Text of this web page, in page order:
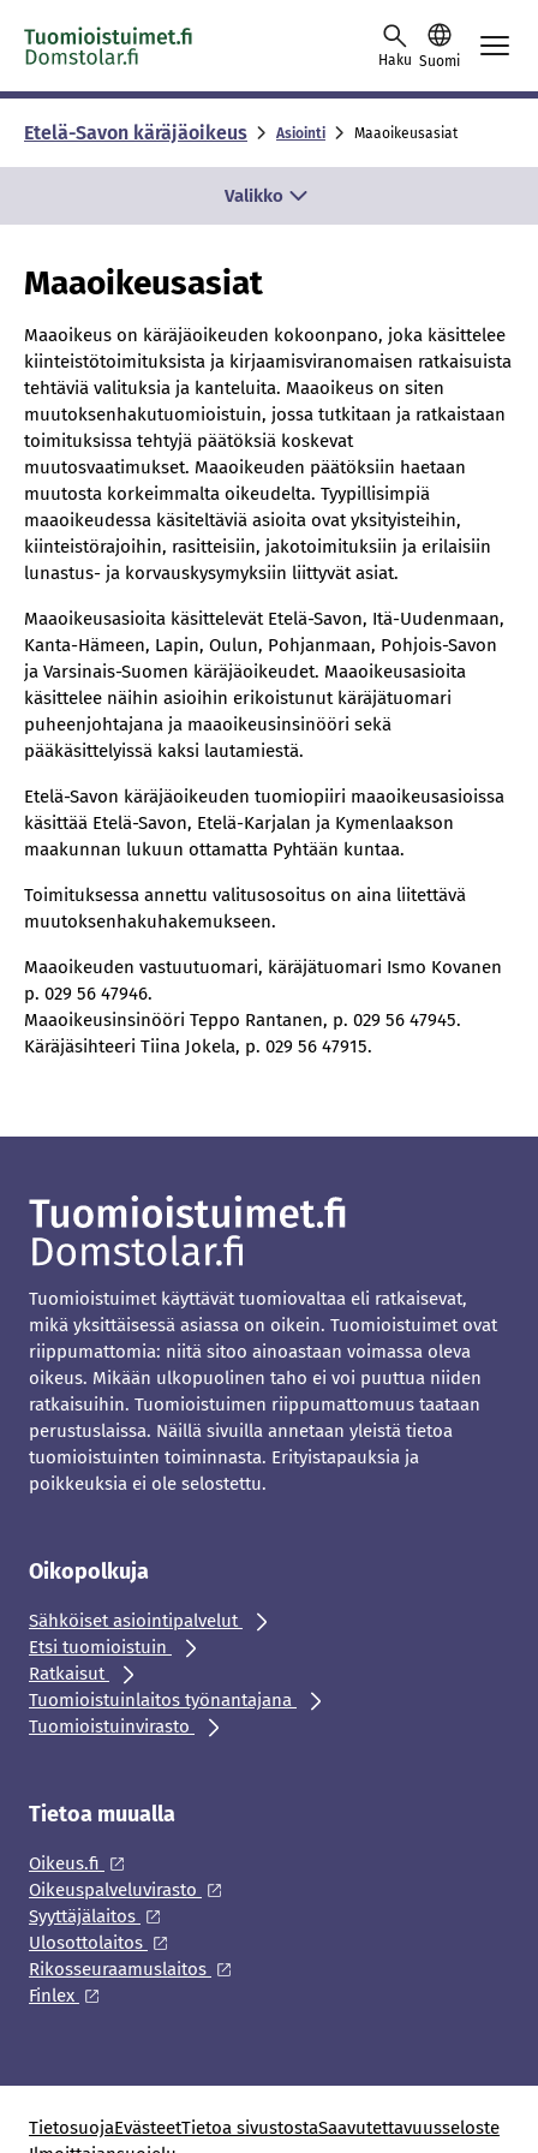
Skip to content -saavutettavuusohje
Haku Suomi
Etelä-Savon käräjäoikeus Asiointi Maaoikeusasiat
Valikko
Maaoikeusasiat
Maaoikeus on käräjäoikeuden kokoonpano, joka käsittelee
kiinteistötoimituksista ja kirjaamisviranomaisen ratkaisuista
tehtäviä valituksia ja kanteluita. Maaoikeus on siten
muutoksenhakutuomioistuin, jossa tutkitaan ja ratkaistaan
toimituksissa tehtyjä päätöksiä koskevat
muutosvaatimukset. Maaoikeuden päätöksiin haetaan
muutosta korkeimmalta oikeudelta. Tyypillisimpiä
maaoikeudessa käsiteltäviä asioita ovat yksityisteihin,
kiinteistörajoihin, rasitteisiin, jakotoimituksiin ja erilaisiin
lunastus- ja korvauskysymyksiin liittyvät asiat.
Maaoikeusasioita käsittelevät Etelä-Savon, Itä-Uudenmaan,
Kanta-Hämeen, Lapin, Oulun, Pohjanmaan, Pohjois-Savon
ja Varsinais-Suomen käräjäoikeudet. Maaoikeusasioita
käsittelee näihin asioihin erikoistunut käräjätuomari
puheenjohtajana ja maaoikeusinsinööri sekä
pääkäsittelyissä kaksi lautamiestä.
Etelä-Savon käräjäoikeuden tuomiopiiri maaoikeusasioissa
käsittää Etelä-Savon, Etelä-Karjalan ja Kymenlaakson
maakunnan lukuun ottamatta Pyhtään kuntaa.
Toimituksessa annettu valitusosoitus on aina liitettävä
muutoksenhakuhakemukseen.
Maaoikeuden vastuutuomari, käräjätuomari Ismo Kovanen
p. 029 56 47946.
Maaoikeusinsinööri Teppo Rantanen, p. 029 56 47945.
Käräjäsihteeri Tiina Jokela, p. 029 56 47915.
Tuomioistuimet käyttävät tuomiovaltaa eli ratkaisevat,
mikä yksittäisessä asiassa on oikein. Tuomioistuimet ovat
riippumattomia: niitä sitoo ainoastaan voimassa oleva
oikeus. Mikään ulkopuolinen taho ei voi puuttua niiden
ratkaisuihin. Tuomioistuimen riippumattomuus taataan
perustuslaissa. Näillä sivuilla annetaan yleistä tietoa
tuomioistuinten toiminnasta. Erityistapauksia ja
poikkeuksia ei ole selostettu.
Oikopolkuja
Sähköiset asiointipalvelut
Etsi tuomioistuin
Ratkaisut
Tuomioistuinlaitos työnantajana
Tuomioistuinvirasto
Tietoa muualla
Oikeus.fi
Oikeuspalveluvirasto
Syyttäjälaitos
Ulosottolaitos
Rikosseuraamuslaitos
Finlex
TietosuojaEvästeetTietoa sivustostaSaavutettavuusseloste